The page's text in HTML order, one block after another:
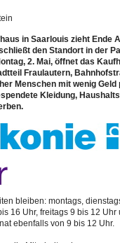
in Saarlouis zieht Ende
den Standort in der
2. Mai, öffnet das
Fraulautern,
Menschen mit wenig
Kleidung,
bleiben: montags,
16 Uhr, freitags 9 bis 12 Uhr
ebenfalls von 9 bis 12 Uhr.